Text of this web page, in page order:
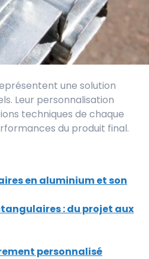
une solution
Leur personnalisation
techniques de chaque
du produit final.
en aluminium et son
: du projet aux
personnalisé